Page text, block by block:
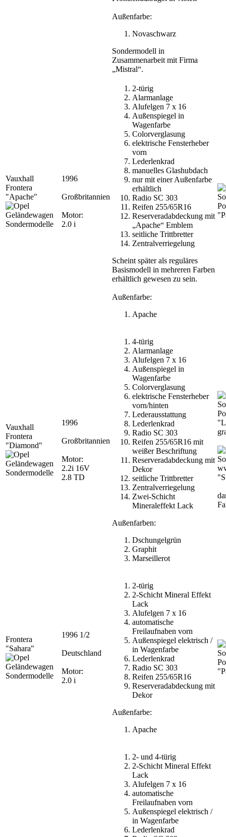
Außenfarbe:
Novaschwarz
Sondermodell in
Zusammenarbeit mit Firma
„Mistral“.
Vauxhall
Frontera
"Apache"
1996
Großbritannien
Motor:
2.0 i
2-türig
Alarmanlage
Alufelgen 7 x 16
Außenspiegel in
Wagenfarbe
Colorverglasung
elektrische Fensterheber
vorn
Lederlenkrad
manuelles Glashubdach
nur mit einer Außenfarbe
erhältlich
Radio SC 303
Reifen 255/65R16
Reserveradabdeckung mit
„Apache“ Emblem
seitliche Trittbretter
Zentralverriegelung
Scheint später als reguläres
Basismodell in mehreren Farben
erhältlich gewesen zu sein.
Außenfarbe:
Apache
Vauxhall
Frontera
"Diamond"
1996
Großbritannien
Motor:
2.2i 16V
2.8 TD
4-türig
Alarmanlage
Alufelgen 7 x 16
Außenspiegel in
Wagenfarbe
Colorverglasung
elektrische Fensterheber
vorn/hinten
Lederausstattung
Lederlenkrad
Radio SC 303
Reifen 255/65R16 mit
weißer Beschriftung
Reserveradabdeckung mit
Dekor
seitliche Trittbretter
Zentralverriegelung
Zwei-Schicht
Mineraleffekt Lack
Außenfarben:
Dschungelgrün
Graphit
Marseillerot
Frontera
"Sahara"
1996 1/2
Deutschland
Motor:
2.0 i
2-türig
2-Schicht Mineral Effekt
Lack
Alufelgen 7 x 16
automatische
Freilaufnaben vorn
Außenspiegel elektrisch /
in Wagenfarbe
Lederlenkrad
Radio SC 303
Reifen 255/65R16
Reserveradabdeckung mit
Dekor
Außenfarbe:
Apache
2- und 4-türig
2-Schicht Mineral Effekt
Lack
Alufelgen 7 x 16
automatische
Freilaufnaben vorn
Außenspiegel elektrisch /
in Wagenfarbe
Lederlenkrad